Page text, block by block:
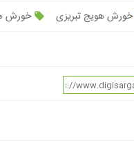
خورش هویج تبریزی خورش